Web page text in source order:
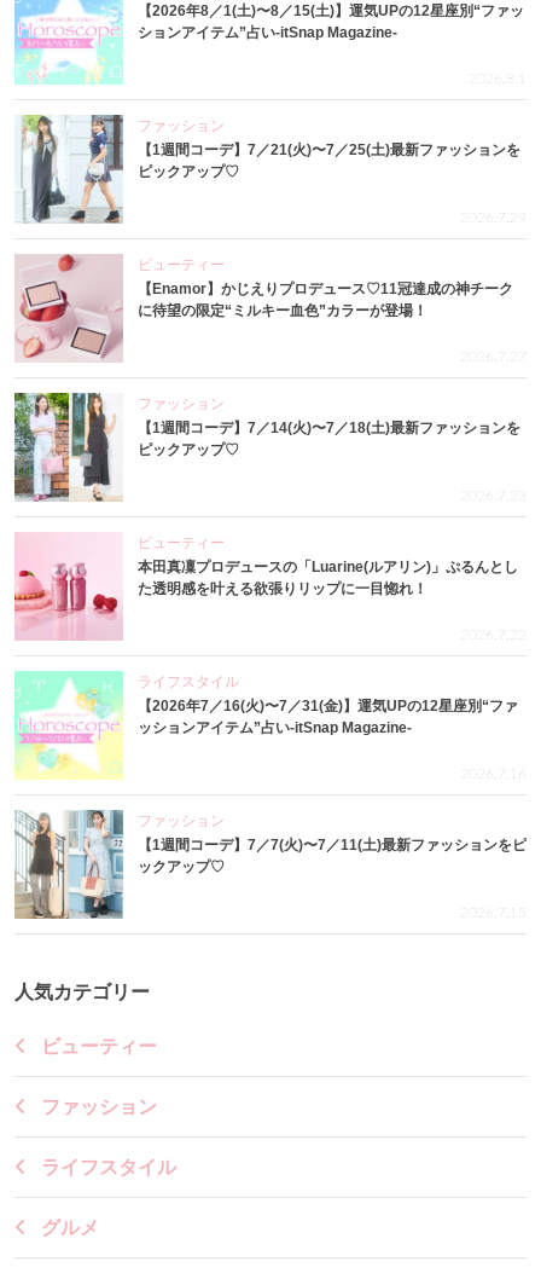
【2026年8／1(土)〜8／15(土)】運気UPの12星座別“ファッ
ションアイテム”占い-itSnap Magazine-
2026.8.1
ファッション
【1週間コーデ】7／21(火)〜7／25(土)最新ファッションを
ピックアップ♡
2026.7.29
ビューティー
【Enamor】かじえりプロデュース♡11冠達成の神チーク
に待望の限定“ミルキー血色”カラーが登場！
2026.7.27
ファッション
【1週間コーデ】7／14(火)〜7／18(土)最新ファッションを
ピックアップ♡
2026.7.23
ビューティー
本田真凜プロデュースの「Luarine(ルアリン)」ぷるんとし
た透明感を叶える欲張りリップに一目惚れ！
2026.7.22
ライフスタイル
【2026年7／16(火)〜7／31(金)】運気UPの12星座別“ファ
ッションアイテム”占い-itSnap Magazine-
2026.7.16
ファッション
【1週間コーデ】7／7(火)〜7／11(土)最新ファッションをピ
ックアップ♡
2026.7.15
人気カテゴリー
ビューティー
ファッション
ライフスタイル
グルメ